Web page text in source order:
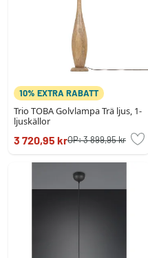
10% EXTRA RABATT
Trio TOBA Golvlampa Trä ljus, 1-
ljuskällor
3 720,95 krOP:3 899,95 kr